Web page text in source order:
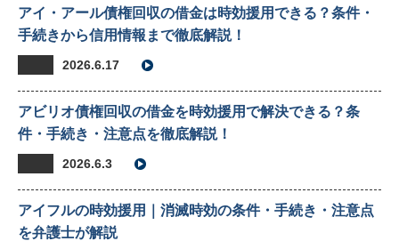
アイ・アール債権回収の借金は時効援用できる？条件・
手続きから信用情報まで徹底解説！
2026.6.17
アビリオ債権回収の借金を時効援用で解決できる？条
件・手続き・注意点を徹底解説！
2026.6.3
アイフルの時効援用｜消滅時効の条件・手続き・注意点
を弁護士が解説